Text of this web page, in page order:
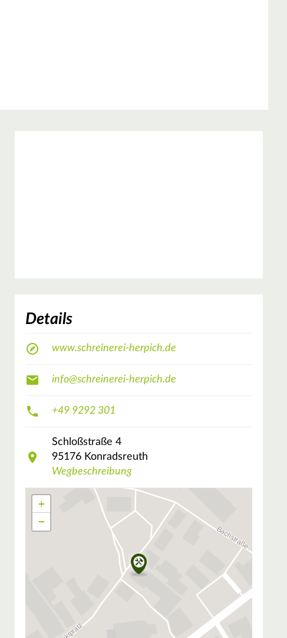
Details
www.schreinerei-herpich.de
info@schreinerei-herpich.de
+49 9292 301
Schloßstraße 4
95176 Konradsreuth
Wegbeschreibung
+
−